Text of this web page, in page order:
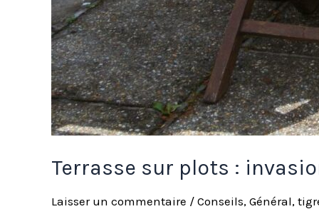
Terrasse sur plots :
Laisser un commentaire / Conseils, Général,